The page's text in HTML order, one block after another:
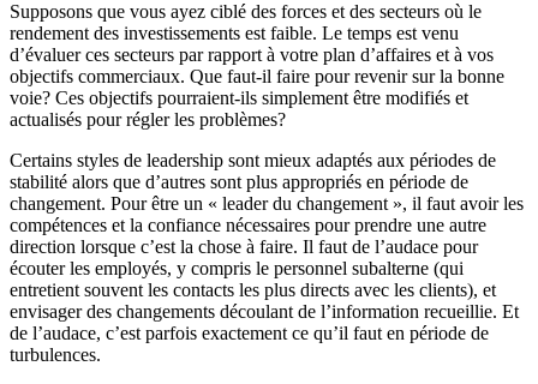
Supposons que vous ayez ciblé des forces et des secteurs où le
rendement des investissements est faible. Le temps est venu
d’évaluer ces secteurs par rapport à votre plan d’affaires et à vos
objectifs commerciaux. Que faut-il faire pour revenir sur la bonne
voie? Ces objectifs pourraient-ils simplement être modifiés et
actualisés pour régler les problèmes?
Certains styles de leadership sont mieux adaptés aux périodes de
stabilité alors que d’autres sont plus appropriés en période de
changement. Pour être un « leader du changement », il faut avoir les
compétences et la confiance nécessaires pour prendre une autre
direction lorsque c’est la chose à faire. Il faut de l’audace pour
écouter les employés, y compris le personnel subalterne (qui
entretient souvent les contacts les plus directs avec les clients), et
envisager des changements découlant de l’information recueillie. Et
de l’audace, c’est parfois exactement ce qu’il faut en période de
turbulences.